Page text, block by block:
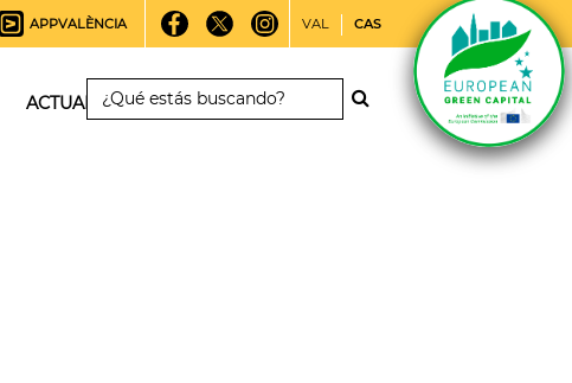
APPVALÈNCIA VAL CAS
ACTUALIDAD